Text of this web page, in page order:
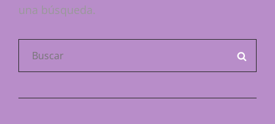
una búsqueda.